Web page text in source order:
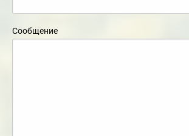
Сообщение